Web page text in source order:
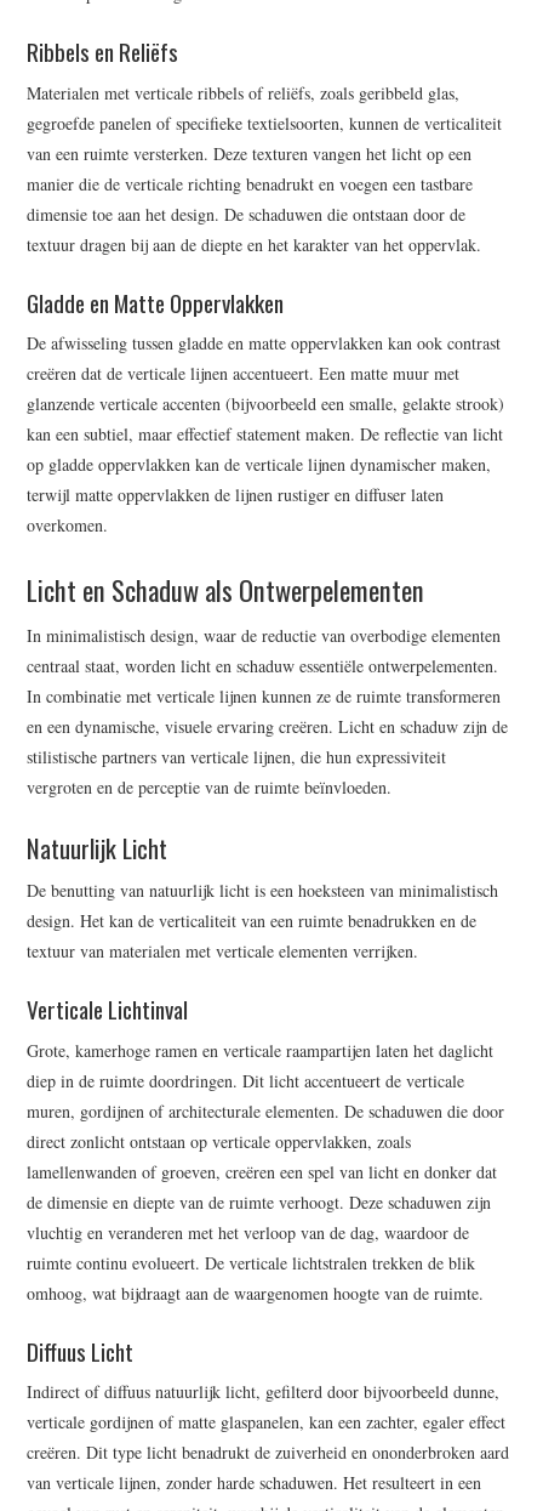
Ribbels en Reliëfs
Materialen met verticale ribbels of reliëfs, zoals geribbeld glas,
gegroefde panelen of specifieke textielsoorten, kunnen de verticaliteit
van een ruimte versterken. Deze texturen vangen het licht op een
manier die de verticale richting benadrukt en voegen een tastbare
dimensie toe aan het design. De schaduwen die ontstaan door de
textuur dragen bij aan de diepte en het karakter van het oppervlak.
Gladde en Matte Oppervlakken
De afwisseling tussen gladde en matte oppervlakken kan ook contrast
creëren dat de verticale lijnen accentueert. Een matte muur met
glanzende verticale accenten (bijvoorbeeld een smalle, gelakte strook)
kan een subtiel, maar effectief statement maken. De reflectie van licht
op gladde oppervlakken kan de verticale lijnen dynamischer maken,
terwijl matte oppervlakken de lijnen rustiger en diffuser laten
overkomen.
Licht en Schaduw als Ontwerpelementen
In minimalistisch design, waar de reductie van overbodige elementen
centraal staat, worden licht en schaduw essentiële ontwerpelementen.
In combinatie met verticale lijnen kunnen ze de ruimte transformeren
en een dynamische, visuele ervaring creëren. Licht en schaduw zijn de
stilistische partners van verticale lijnen, die hun expressiviteit
vergroten en de perceptie van de ruimte beïnvloeden.
Natuurlijk Licht
De benutting van natuurlijk licht is een hoeksteen van minimalistisch
design. Het kan de verticaliteit van een ruimte benadrukken en de
textuur van materialen met verticale elementen verrijken.
Verticale Lichtinval
Grote, kamerhoge ramen en verticale raampartijen laten het daglicht
diep in de ruimte doordringen. Dit licht accentueert de verticale
muren, gordijnen of architecturale elementen. De schaduwen die door
direct zonlicht ontstaan op verticale oppervlakken, zoals
lamellenwanden of groeven, creëren een spel van licht en donker dat
de dimensie en diepte van de ruimte verhoogt. Deze schaduwen zijn
vluchtig en veranderen met het verloop van de dag, waardoor de
ruimte continu evolueert. De verticale lichtstralen trekken de blik
omhoog, wat bijdraagt aan de waargenomen hoogte van de ruimte.
Diffuus Licht
Indirect of diffuus natuurlijk licht, gefilterd door bijvoorbeeld dunne,
verticale gordijnen of matte glaspanelen, kan een zachter, egaler effect
creëren. Dit type licht benadrukt de zuiverheid en ononderbroken aard
van verticale lijnen, zonder harde schaduwen. Het resulteert in een